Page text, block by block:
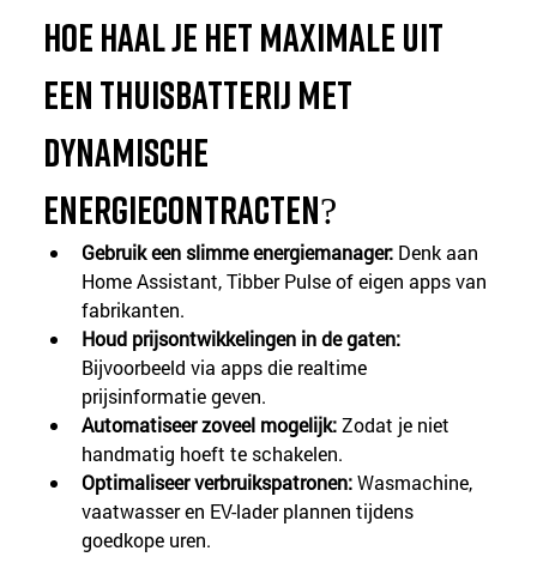
Hoe haal je het maximale uit
een thuisbatterij met
dynamische
energiecontracten?
Gebruik een slimme energiemanager: Denk aan
Home Assistant, Tibber Pulse of eigen apps van
fabrikanten.
Houd prijsontwikkelingen in de gaten:
Bijvoorbeeld via apps die realtime
prijsinformatie geven.
Automatiseer zoveel mogelijk: Zodat je niet
handmatig hoeft te schakelen.
Optimaliseer verbruikspatronen: Wasmachine,
vaatwasser en EV-lader plannen tijdens
goedkope uren.